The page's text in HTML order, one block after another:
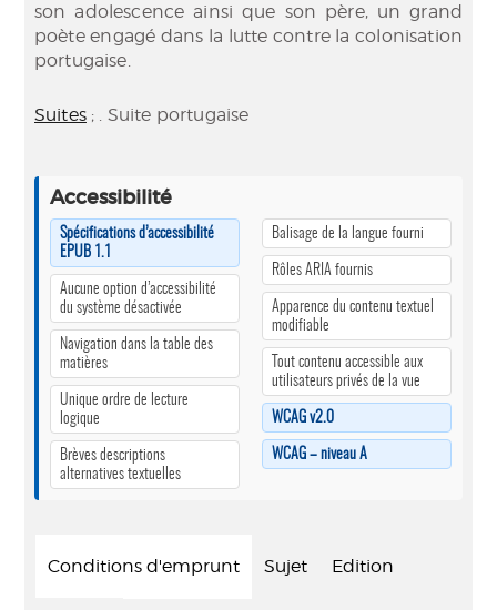
son adolescence ainsi que son père, un grand
poète engagé dans la lutte contre la colonisation
portugaise.
Suites; . Suite portugaise
Accessibilité
Spécifications d’accessibilité
EPUB 1.1
Aucune option d’accessibilité
du système désactivée
Navigation dans la table des
matières
Unique ordre de lecture
logique
Brèves descriptions
alternatives textuelles
Balisage de la langue fourni
Rôles ARIA fournis
Apparence du contenu textuel
modifiable
Tout contenu accessible aux
utilisateurs privés de la vue
WCAG v2.0
WCAG – niveau A
Conditions d'emprunt Sujet Edition